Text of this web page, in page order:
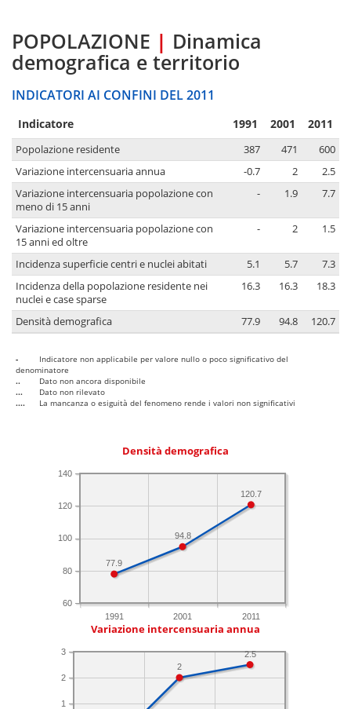
POPOLAZIONE | Dinamica
demografica e territorio
INDICATORI AI CONFINI DEL 2011
Indicatore 1991 2001 2011
Popolazione residente 387 471
600
Variazione intercensuaria annua
-0.7 2
2.5
Variazione intercensuaria popolazione con
meno di 15 anni
- 1.9 7.7
Variazione intercensuaria popolazione con
15 anni ed oltre
- 2 1.5
Incidenza superficie centri e nuclei abitati 5.1 5.7
7.3
Incidenza della popolazione residente nei
nuclei e case sparse
16.3 16.3 18.3
Densità demografica 77.9 94.8 120.7
-
Indicatore non applicabile per valore nullo o poco significativo del
denominatore
..
Dato non ancora disponibile
...
Dato non rilevato
....
La mancanza o esiguità del fenomeno rende i valori non significativi
Densità demografica
1991 2001 2011
60
80
100
120
140
120.7
94.8
77.9
Variazione intercensuaria annua
1
2
3
2.5
2